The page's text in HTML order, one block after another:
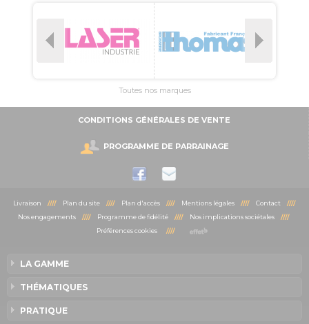
Toutes nos marques
CONDITIONS GÉNÉRALES DE VENTE
PROGRAMME DE PARRAINAGE
Livraison //// Plan du site //// Plan d'accès //// Mentions légales //// Contact ////
Nos engagements//// Programme de fidélité//// Nos implications sociétales////
Préférences cookies
////
LA GAMME
THÉMATIQUES
PRATIQUE